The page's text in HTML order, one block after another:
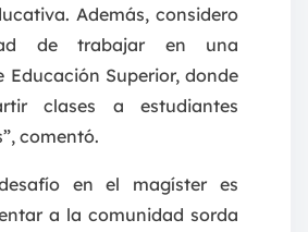
Además, considero
de trabajar en una
Educación Superior, donde
clases a estudiantes
comentó.
en el magíster es
a la comunidad sorda